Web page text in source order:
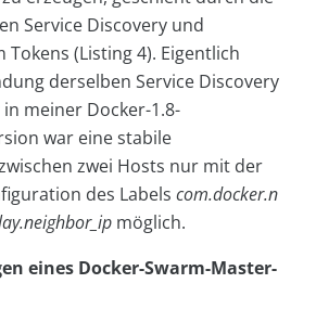
Service Discovery und
Tokens (Listing 4). Eigentlich
derselben Service Discovery
meiner Docker-1.8-
war eine stabile
zwei Hosts nur mit der
des Labels com.docker.n
möglich.
eines Docker-Swarm-Master-